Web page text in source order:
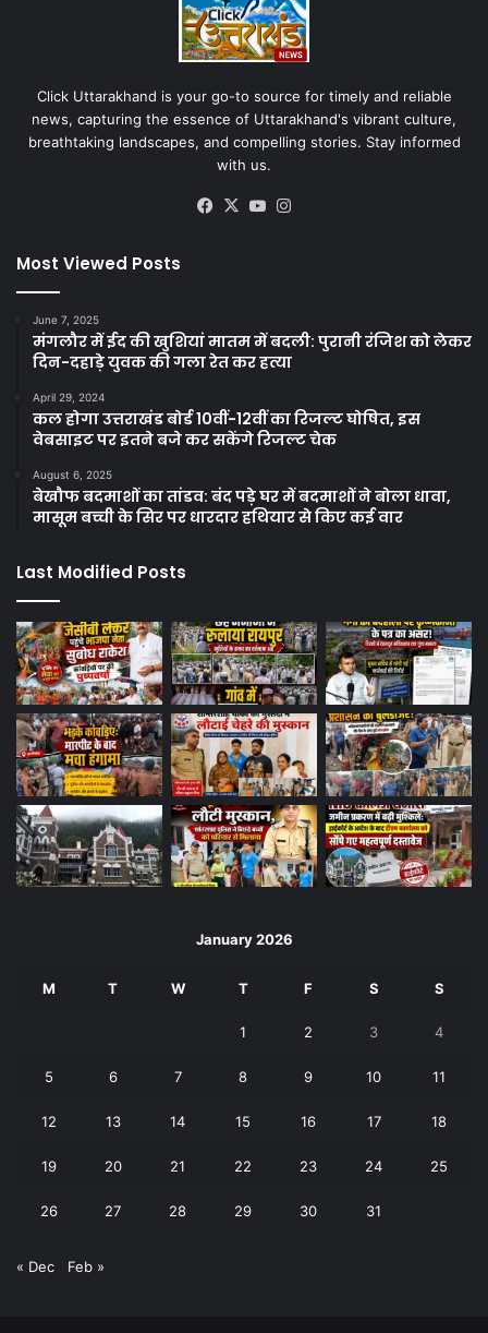
Click Uttarakhand is your go-to source for timely and reliable
news, capturing the essence of Uttarakhand's vibrant culture,
breathtaking landscapes, and compelling stories. Stay informed
with us.
Facebook
X YouTube
Most Viewed Posts
June 7, 2025
मंगलौर में ईद की खुशियां मातम में बदली: पुरानी रंजिश को लेकर
दिन-दहाड़े युवक की गला रेत कर हत्या
April 29, 2024
कल होगा उत्तराखंड बोर्ड 10वीं-12वीं का रिजल्ट घोषित, इस
वेबसाइट पर इतने बजे कर सकेंगे रिजल्ट चेक
August 6, 2025
बेखौफ बदमाशों का तांडव: बंद पड़े घर में बदमाशों ने बोला धावा,
मासूम बच्ची के सिर पर धारदार हथियार से किए कई वार
Last Modified Posts
January 2026
M T W T F S S
1 2 3 4
5 6 7 8 9 10 11
12 13 14 15 16 17 18
19 20 21 22 23 24 25
26 27 28 29 30 31
« Dec Feb »